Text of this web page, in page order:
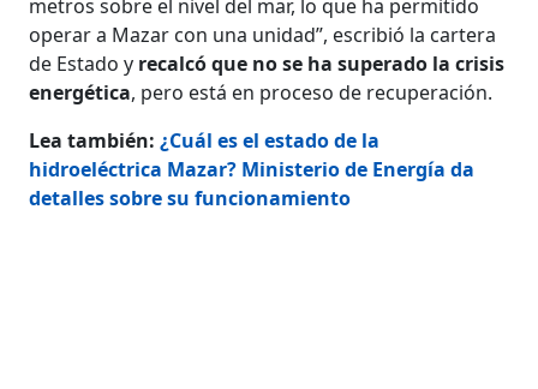
metros sobre el nivel del mar, lo que ha permitido
operar a Mazar con una unidad”, escribió la cartera
de Estado y recalcó que no se ha superado la crisis
energética, pero está en proceso de recuperación.
Lea también:¿Cuál es el estado de la
hidroeléctrica Mazar? Ministerio de Energía da
detalles sobre su funcionamiento